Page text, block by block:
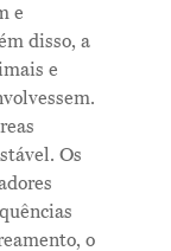
e
disso, a
e
Os
o